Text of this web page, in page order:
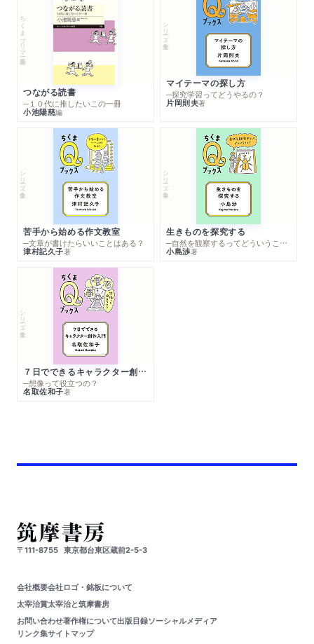
ちくまプリマー新書
つながる読書
─１０代に推したいこの一冊
小池陽慈編
シリーズ・全集
マイテーマの探し方
─探究学習ってどうやるの？
片岡則夫著
シリーズ・全集
苦手から始める作文教室
─文章が書けたらいいことはある？
津村記久子著
シリーズ・全集
生きものを探究する
─自然を観察するってどういうこと？
小島渉著
シリーズ・全集
７日でできるキャラクター創作入門
─想像って役立つの？
名取佐和子著
〒111-8755 東京都台東区蔵前2-5-3
会社概要会社ロゴ・銘板について
太宰治賞太宰治と筑摩書房
お問い合わせ著作権について出版目録ソーシャルメディア
リンク集サイトマップ